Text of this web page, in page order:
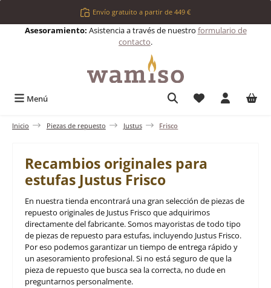
Saltar al contenido principalEnvío gratuito a partir de 449 €
Asesoramiento: Asistencia a través de nuestro formulario de
contacto.
Menú Tienes 0
Inicio Piezas de repuesto Justus Frisco
Recambios originales para
estufas Justus Frisco
En nuestra tienda encontrará una gran selección de piezas de
repuesto originales de Justus Frisco que adquirimos
directamente del fabricante. Somos mayoristas de todo tipo
de piezas de repuesto para estufas, incluyendo Justus Frisco.
Por eso podemos garantizar un tiempo de entrega rápido y
un asesoramiento profesional. Si no está seguro de que la
pieza de repuesto que busca sea la correcta, no dude en
preguntarnos personalmente.